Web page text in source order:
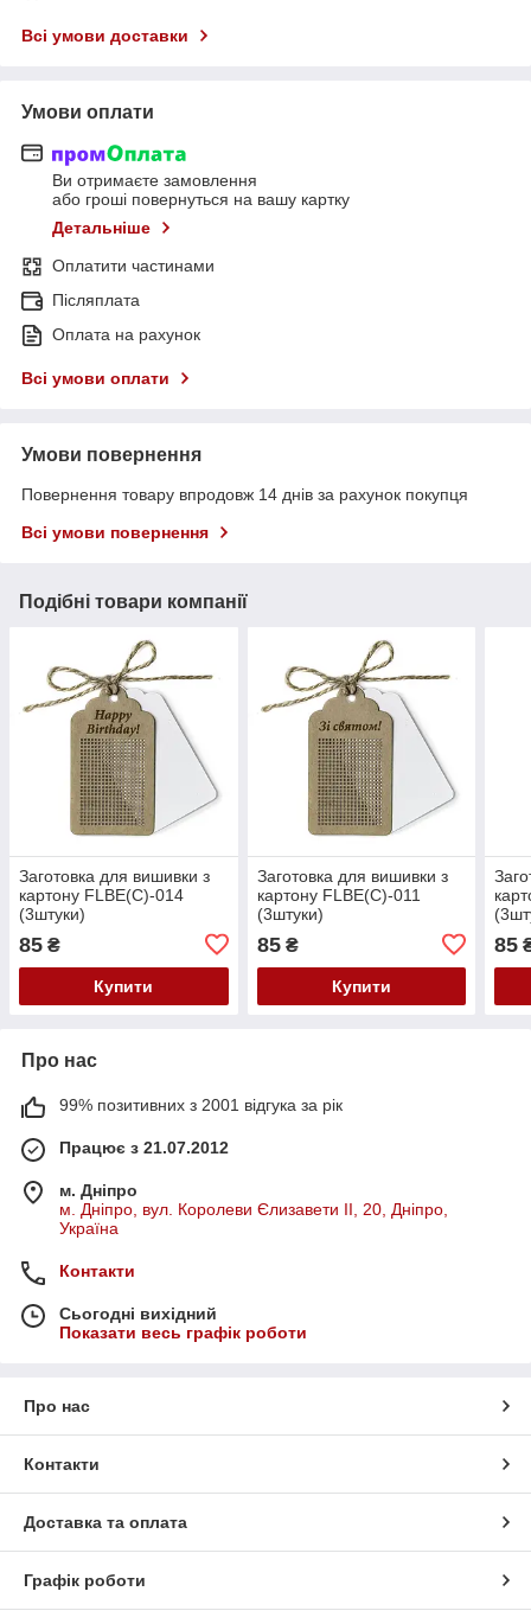
Всі умови доставки
Умови оплати
Ви отримаєте замовлення
або гроші повернуться на вашу картку
Детальніше
Оплатити частинами
Післяплата
Оплата на рахунок
Всі умови оплати
Умови повернення
Повернення товару впродовж 14 днів за рахунок покупця
Всі умови повернення
Подібні товари компанії
Заготовка для вишивки з
картону FLBE(C)-014
(3штуки)
85 ₴
Купити
Заготовка для вишивки з
картону FLBE(C)-011
(3штуки)
85₴
Купити
85
Про нас
99% позитивних з 2001 відгука за рік
Працює з 21.07.2012
м. Дніпро
м. Дніпро, вул. Королеви Єлизавети ІІ, 20, Дніпро,
Україна
Контакти
Сьогодні вихідний
Показати весь графік роботи
Про нас
Контакти
Доставка та оплата
Графік роботи